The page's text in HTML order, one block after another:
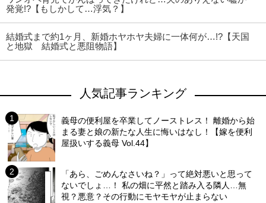
発覚!?【もしかして…浮気？】
結婚式まで約1ヶ月、新婚ホヤホヤ夫婦に一体何が…!?【天国
と地獄 結婚式と悪阻物語】
人気記事ランキング
義母の便利屋を卒業してノーストレス！ 離婚から始
まる妻と娘の新たな人生に悔いはなし！【嫁を便利
屋扱いする義母 Vol.44】
「あら、ごめんなさいね？」って絶対悪いと思って
ないでしょ…！ 私の畑に平然と踏み入る隣人…無
視？悪意？その行動にモヤモヤが止まらない